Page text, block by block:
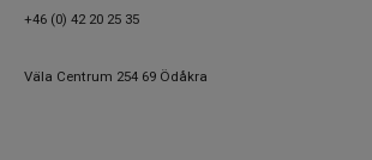
+46 (0) 42 20 25 35
Väla Centrum 254 69 Ödåkra